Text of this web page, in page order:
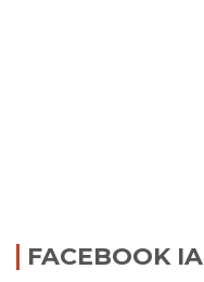
FACEBOOK IA